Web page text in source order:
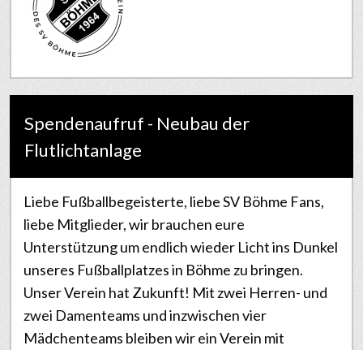
Spendenaufruf - Neubau der
Flutlichtanlage
Liebe Fußballbegeisterte, liebe SV Böhme Fans,
liebe Mitglieder, wir brauchen eure
Unterstützung um endlich wieder Licht ins Dunkel
unseres Fußballplatzes in Böhme zu bringen.
Unser Verein hat Zukunft! Mit zwei Herren- und
zwei Damenteams und inzwischen vier
Mädchenteams bleiben wir ein Verein mit